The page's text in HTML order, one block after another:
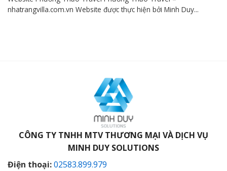
nhatrangvilla.com.vn Website được thực hiện bởi Minh Duy...
CÔNG TY TNHH MTV THƯƠNG MẠI VÀ DỊCH VỤ
MINH DUY SOLUTIONS
Điện thoại:02583.899.979